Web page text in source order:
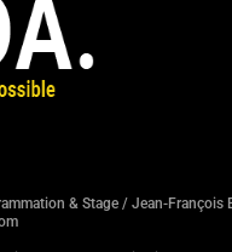
& Stage / Jean-François